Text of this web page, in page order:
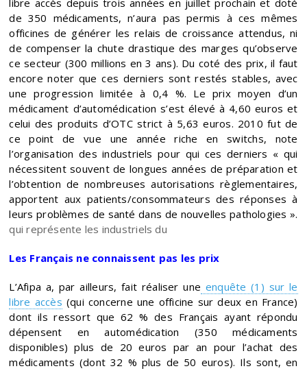
de 350 médicaments, n’aura pas permis à ces mêmes
officines de générer les relais de croissance attendus, ni
de compenser la chute drastique des marges qu’observe
ce secteur (300 millions en 3 ans). Du coté des prix, il faut
encore noter que ces derniers sont restés stables, avec
une progression limitée à 0,4 %. Le prix moyen d’un
médicament d’automédication s’est élevé à 4,60 euros et
celui des produits d’OTC strict à 5,63 euros. 2010 fut de
ce point de vue une année riche en switchs, note
l’organisation des industriels pour qui ces derniers « qui
nécessitent souvent de longues années de préparation et
l’obtention de nombreuses autorisations règlementaires,
apportent aux patients/consommateurs des réponses à
leurs problèmes de santé dans de nouvelles pathologies ».
qui représente les industriels du
Les Français ne connaissent pas les prix
L’Afipa a, par ailleurs, fait réaliser une enquête (1) sur le
libre accès (qui concerne une officine sur deux en France)
dont ils ressort que 62 % des Français ayant répondu
dépensent en automédication (350 médicaments
disponibles) plus de 20 euros par an pour l’achat des
médicaments (dont 32 % plus de 50 euros). Ils sont, en